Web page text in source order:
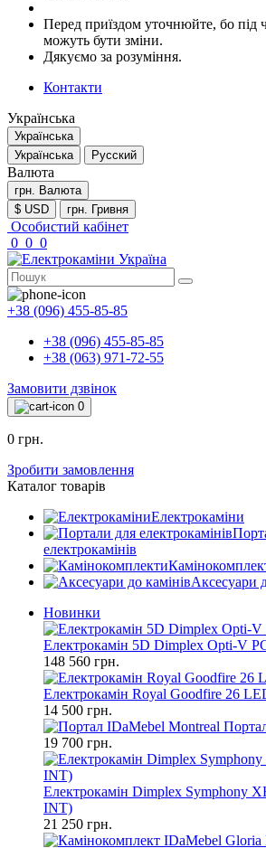
Перед приїздом уточнюйте, бо під
можуть бути зміни.
Дякуємо за розуміння.
Контакти
Українська
Українська
Українська
Русский
Валюта
грн. Валюта
$ USD
грн. Гривня
Особистий кабінет
0 0 0
+38 (096) 455-85-85
+38 (096) 455-85-85
+38 (063) 971-72-55
Замовити дзвінок
0
0 грн.
Зробити замовлення
Каталог товарів
Електрокаміни
електрокамінів
Аксесуари
Новинки
Електрокамін 5D Dimplex Opti-V
148 560 грн.
Електрокамін Royal Goodfire 26
14 500 грн.
19 700 грн.
Електрокамін Dimplex Symphony
INT)
21 250 грн.